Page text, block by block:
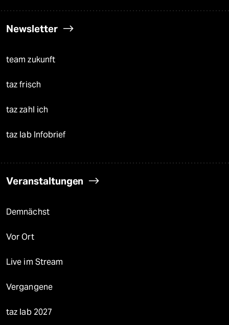
Newsletter
team zukunft
taz frisch
taz zahl ich
taz lab Infobrief
Veranstaltungen
Demnächst
Vor Ort
Live im Stream
Vergangene
taz lab 2027